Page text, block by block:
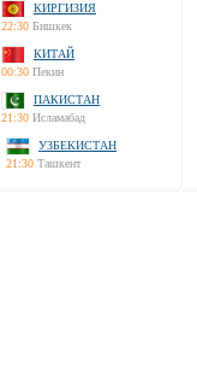
КИРГИЗИЯ
22:30 Бишкек
КИТАЙ
00:30 Пекин
ПАКИСТАН
21:30 Исламабад
УЗБЕКИСТАН
21:30 Ташкент